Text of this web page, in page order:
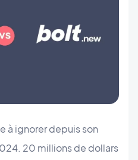
à ignorer depuis son
20 millions de dollars